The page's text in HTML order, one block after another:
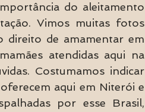
do aleitamento
Vimos muitas fotos
direito de amamentar em
atendidas aqui na
Costumamos indicar
aqui em Niterói e
por esse Brasil,